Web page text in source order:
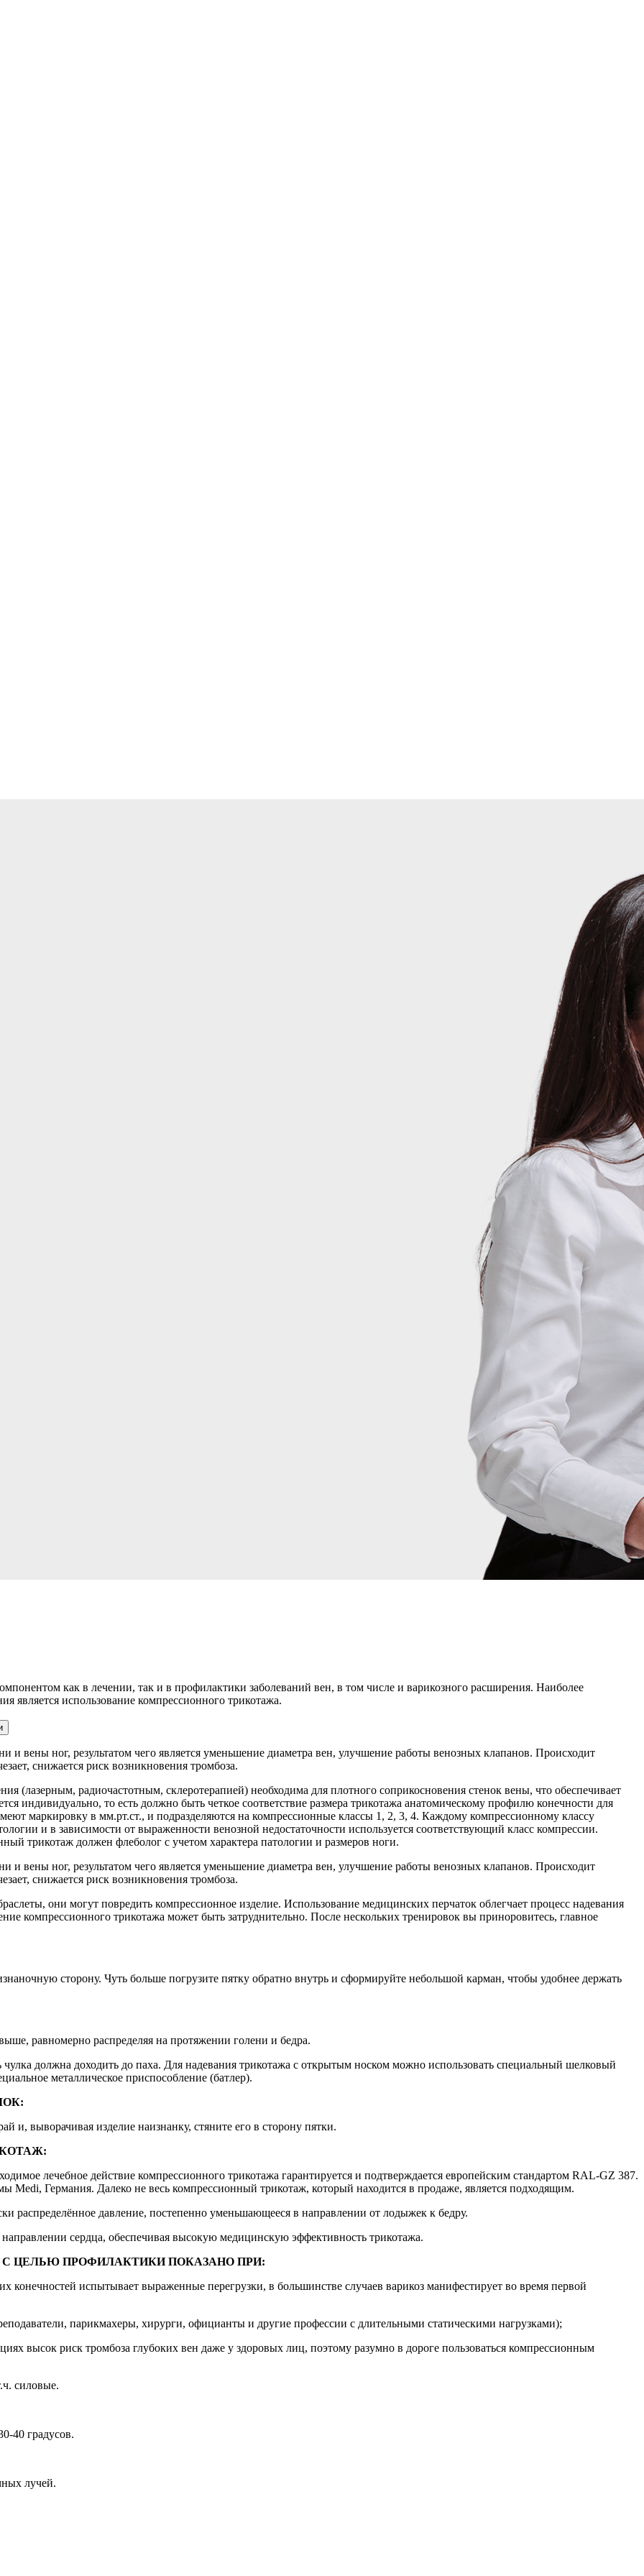
как в лечении, так и в профилактики заболеваний вен, в том числе и варикозного расширения. Наиболее
использование компрессионного трикотажа.
и вены ног, результатом чего является уменьшение диаметра вен, улучшение работы венозных клапанов. Происходит
снижается риск возникновения тромбоза.
(лазерным, радиочастотным, склеротерапией) необходима для плотного соприкосновения стенок вены, что обеспечивает
индивидуально, то есть должно быть четкое соответствие размера трикотажа анатомическому профилю конечности для
маркировку в мм.рт.ст., и подразделяются на компрессионные классы 1, 2, 3, 4. Каждому компрессионному классу
и в зависимости от выраженности венозной недостаточности используется соответствующий класс компрессии.
трикотаж должен флеболог с учетом характера патологии и размеров ноги.
и вены ног, результатом чего является уменьшение диаметра вен, улучшение работы венозных клапанов. Происходит
снижается риск возникновения тромбоза.
они могут повредить компрессионное изделие. Использование медицинских перчаток облегчает процесс надевания
компрессионного трикотажа может быть затруднительно. После нескольких тренировок вы приноровитесь, главное
сторону. Чуть больше погрузите пятку обратно внутрь и сформируйте небольшой карман, чтобы удобнее держать
равномерно распределяя на протяжении голени и бедра.
чулка должна доходить до паха. Для надевания трикотажа с открытым носком можно использовать специальный шелковый
металлическое приспособление (батлер).
и, выворачивая изделие наизнанку, стяните его в сторону пятки.
лечебное действие компрессионного трикотажа гарантируется и подтверждается европейским стандартом RAL-GZ 387.
Германия. Далеко не весь компрессионный трикотаж, который находится в продаже, является подходящим.
распределённое давление, постепенно уменьшающееся в направлении от лодыжек к бедру.
сердца, обеспечивая высокую медицинскую эффективность трикотажа.
ЦЕЛЬЮ ПРОФИЛАКТИКИ ПОКАЗАНО ПРИ:
конечностей испытывает выраженные перегрузки, в большинстве случаев варикоз манифестирует во время первой
парикмахеры, хирурги, официанты и другие профессии с длительными статическими нагрузками);
высок риск тромбоза глубоких вен даже у здоровых лиц, поэтому разумно в дороге пользоваться компрессионным
силовые.
40 градусов.
лучей.